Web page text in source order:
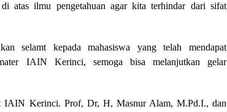
atas ilmu pengetahuan agar kita terhindar dari sifat
selamt kepada mahasiswa yang telah mendapat
IAIN Kerinci, semoga bisa melanjutkan gelar
IAIN Kerinci. Prof, Dr, H, Masnur Alam, M.Pd.I., dan